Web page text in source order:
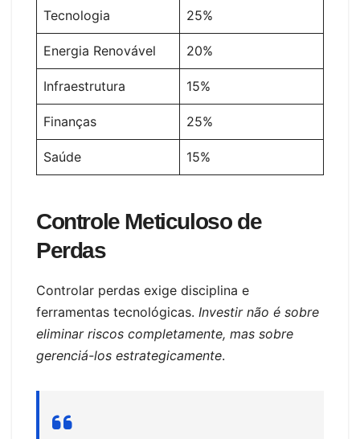
Tecnologia 25%
Energia Renovável 20%
Infraestrutura 15%
Finanças 25%
Saúde 15%
Controle Meticuloso de
Perdas
Controlar perdas exige disciplina e
ferramentas tecnológicas. Investir não é sobre
eliminar riscos completamente, mas sobre
gerenciá-los estrategicamente.